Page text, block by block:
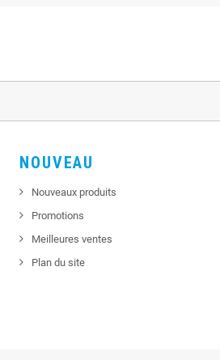
NOUVEAU
Nouveaux produits
Promotions
Meilleures ventes
Plan du site